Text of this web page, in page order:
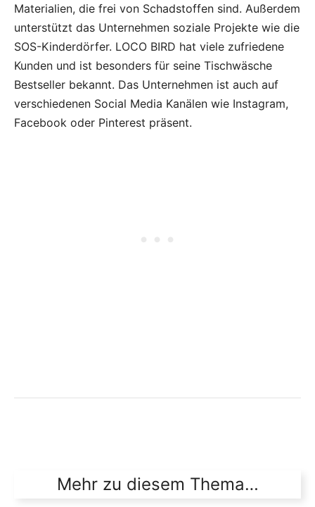
Materialien, die frei von Schadstoffen sind. Außerdem
unterstützt das Unternehmen soziale Projekte wie die
SOS-Kinderdörfer. LOCO BIRD hat viele zufriedene
Kunden und ist besonders für seine Tischwäsche
Bestseller bekannt. Das Unternehmen ist auch auf
verschiedenen Social Media Kanälen wie Instagram,
Facebook oder Pinterest präsent.
Mehr zu diesem Thema…